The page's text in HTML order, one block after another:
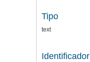
Tipo
text
Identificador